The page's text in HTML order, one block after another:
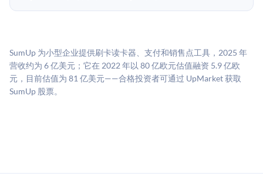
司可比倍数应用私有公司折扣，以反映流动性不足和信
息不对称。此估值不构成投资建议，可能与实际交易价
格存在重大差异。
SumUp 为小型企业提供刷卡读卡器、支付和销售点工具，2025 年
营收约为 6 亿美元；它在 2022 年以 80 亿欧元估值融资 5.9 亿欧
元，目前估值为 81 亿美元——合格投资者可通过 UpMarket 获取
SumUp 股票。